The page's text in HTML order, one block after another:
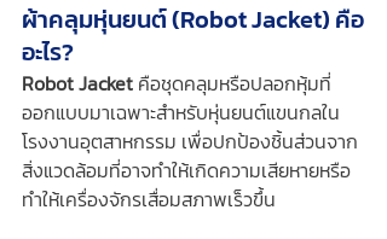
ผ้าคลุมหุ่นยนต์ (Robot Jacket) คือ
อะไร?
Robot Jacket คือชุดคลุมหรือปลอกหุ้มที่
ออกแบบมาเฉพาะสำหรับหุ่นยนต์แขนกลใน
โรงงานอุตสาหกรรม เพื่อปกป้องชิ้นส่วนจาก
สิ่งแวดล้อมที่อาจทำให้เกิดความเสียหายหรือ
ทำให้เครื่องจักรเสื่อมสภาพเร็วขึ้น